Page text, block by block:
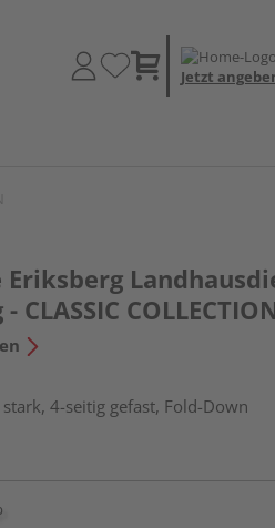
Jetzt
Eriksberg
4-seitig gefast, Fold-Down